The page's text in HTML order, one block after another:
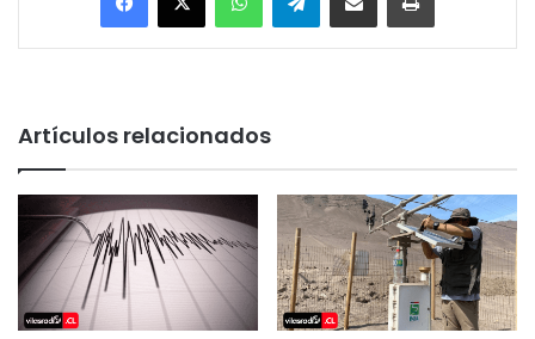
Artículos relacionados